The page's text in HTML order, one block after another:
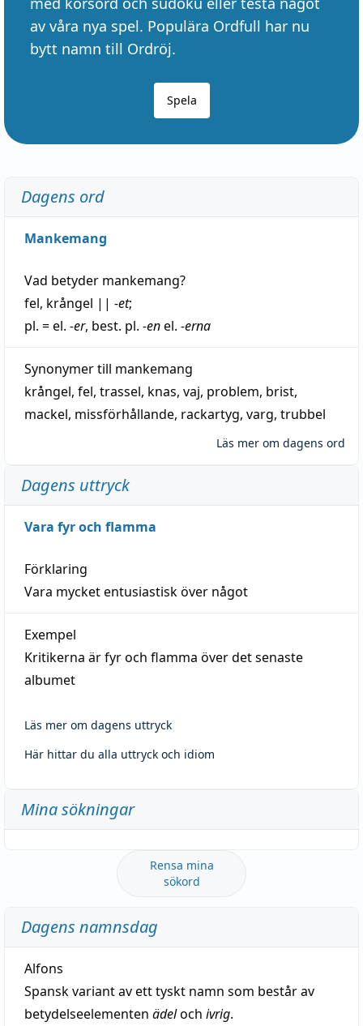
av våra nya spel. Populära Ordfull har nu
bytt namn till Ordröj.
Spela
Dagens ord
Mankemang
Vad betyder mankemang?
fel, krångel || -et;
pl. = el. -er, best. pl. -enel. -erna
Synonymer till mankemang
krångel, fel, trassel, knas, vaj, problem, brist,
mackel, missförhållande, rackartyg, varg, trubbel
Läs mer om dagens ord
Dagens uttryck
Vara fyr och flamma
Förklaring
Vara mycket entusiastisk över något
Exempel
Kritikerna är fyr och flamma över det senaste
albumet
Läs mer om dagens uttryck
Här hittar du alla uttryck och idiom
Mina sökningar
Rensa mina
sökord
Dagens namnsdag
Alfons
Spansk variant av ett tyskt namn som består av
betydelseelementen ädeloch ivrig.